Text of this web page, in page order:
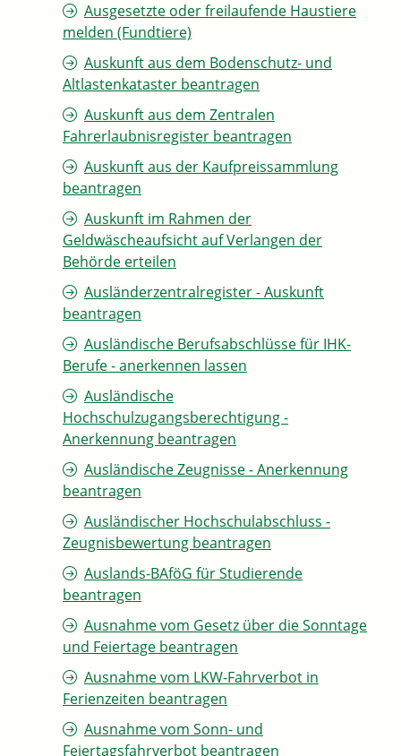
Ausgesetzte oder freilaufende Haustiere
melden (Fundtiere)
Auskunft aus dem Bodenschutz- und
Altlastenkataster beantragen
Auskunft aus dem Zentralen
Fahrerlaubnisregister beantragen
Auskunft aus der Kaufpreissammlung
beantragen
Auskunft im Rahmen der
Geldwäscheaufsicht auf Verlangen der
Behörde erteilen
Ausländerzentralregister - Auskunft
beantragen
Ausländische Berufsabschlüsse für IHK-
Berufe - anerkennen lassen
Ausländische
Hochschulzugangsberechtigung -
Anerkennung beantragen
Ausländische Zeugnisse - Anerkennung
beantragen
Ausländischer Hochschulabschluss -
Zeugnisbewertung beantragen
Auslands-BAföG für Studierende
beantragen
Ausnahme vom Gesetz über die Sonntage
und Feiertage beantragen
Ausnahme vom LKW-Fahrverbot in
Ferienzeiten beantragen
Ausnahme vom Sonn- und
Feiertagsfahrverbot beantragen